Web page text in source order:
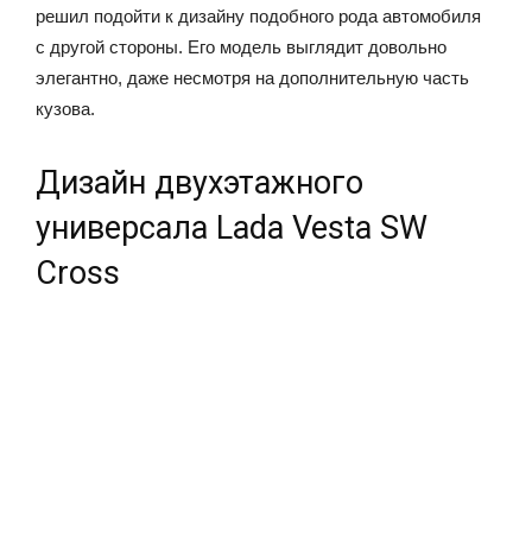
решил подойти к дизайну подобного рода автомобиля
с другой стороны. Его модель выглядит довольно
элегантно, даже несмотря на дополнительную часть
кузова.
Дизайн двухэтажного
универсала Lada Vesta SW
Cross